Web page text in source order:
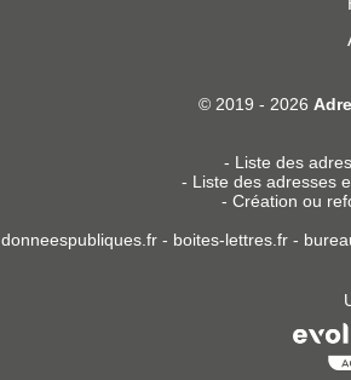
© 2019 - 2026
- Liste des
- Liste des adresses
- Création ou
donneespubliques.fr- boites-lettres.fr-